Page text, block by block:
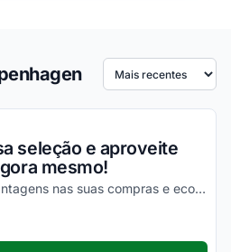
Ordenar por
seleção e aproveite
mesmo!
Desfrute das melhores vantagens nas suas compras e economize com todos esses descontos!